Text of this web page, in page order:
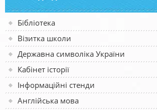
Бібліотека
Візитка школи
Державна символіка України
Кабінет історії
Інформаційні стенди
Англійська мова